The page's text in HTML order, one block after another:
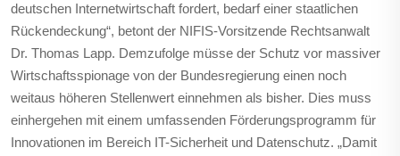
deutschen Internetwirtschaft fordert, bedarf einer staatlichen
Rückendeckung“, betont der NIFIS-Vorsitzende Rechtsanwalt
Dr. Thomas Lapp. Demzufolge müsse der Schutz vor massiver
Wirtschaftsspionage von der Bundesregierung einen noch
weitaus höheren Stellenwert einnehmen als bisher. Dies muss
einhergehen mit einem umfassenden Förderungsprogramm für
Innovationen im Bereich IT-Sicherheit und Datenschutz. „Damit